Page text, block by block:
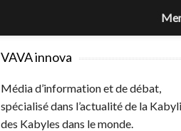
VAVA innova
Média d’information et de débat,
spécialisé dans l’actualité de la
des Kabyles dans le monde.